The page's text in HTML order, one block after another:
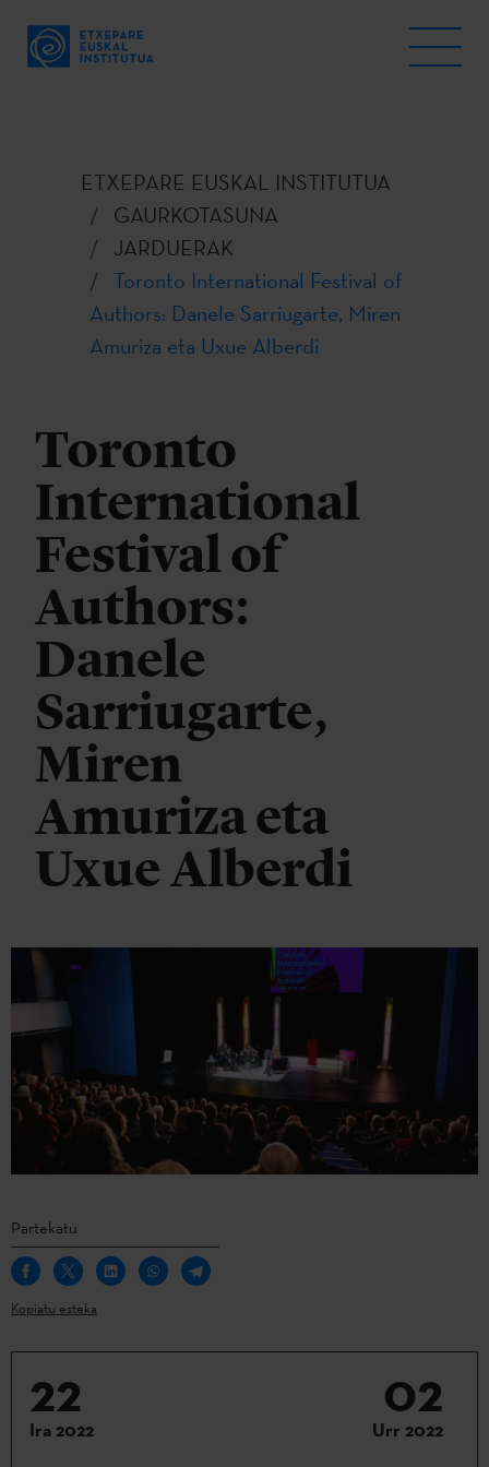
ETXEPARE EUSKAL INSTITUTUA
GAURKOTASUNA
JARDUERAK
Toronto International Festival of
Authors: Danele Sarriugarte, Miren
Amuriza eta Uxue Alberdi
Toronto
International
Festival of
Authors:
Danele
Sarriugarte,
Miren
Amuriza eta
Uxue Alberdi
Partekatu
Kopiatu esteka
22
Ira 2022
02
Urr 2022